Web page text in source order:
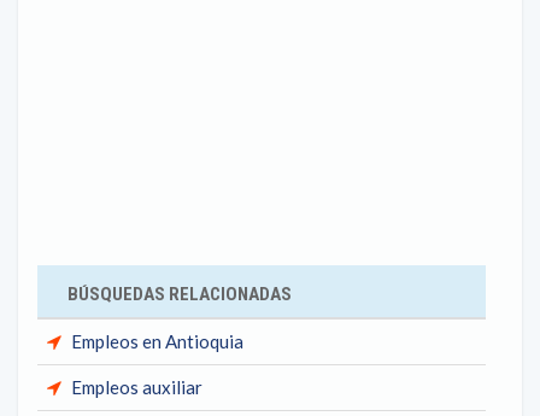
BÚSQUEDAS RELACIONADAS
Empleos en Antioquia
Empleos auxiliar